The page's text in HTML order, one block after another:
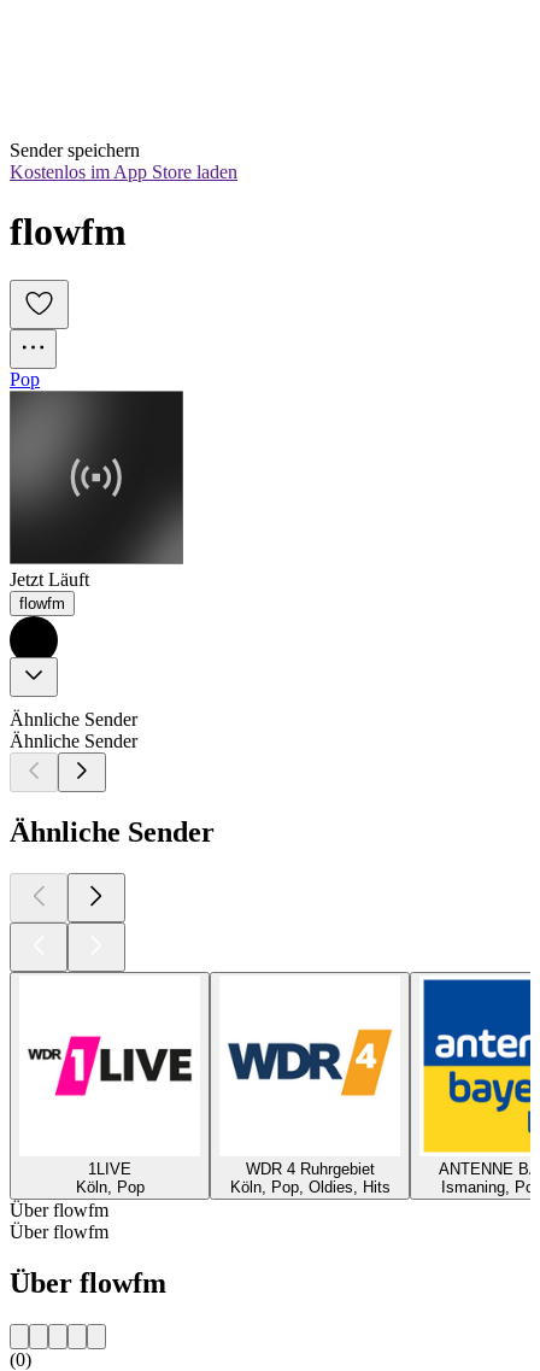
Sender speichern
Kostenlos im App Store laden
flowfm
Pop
Jetzt Läuft
flowfm
Ähnliche Sender
Ähnliche Sender
Ähnliche Sender
1LIVE
Köln, Pop
WDR 4 Ruhrgebiet
Köln, Pop, Oldies, Hits
ANTENNE
Ismaning,
Über flowfm
Über flowfm
Über flowfm
(0)